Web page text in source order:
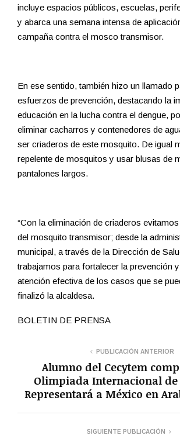
incluye espacios públicos, escuelas,
y abarca una semana intensa de
campaña contra el mosco transmisor.
En ese sentido, también hizo un llamado
esfuerzos de prevención, destacando la
educación en la lucha contra el dengue,
eliminar cacharros y contenedores de
ser criaderos de este mosquito. De igual
repelente de mosquitos y usar blusas de
pantalones largos.
“Con la eliminación de criaderos
del mosquito transmisor; desde la
municipal, a través de la Dirección de
trabajamos para fortalecer la prevención
atención efectiva de los casos que se
finalizó la alcaldesa.
BOLETIN DE PRENSA
PUBLICACIÓN ANTERIOR
Alumno del Cecytem
Olimpiada Internacional de
Representará a México en
SIGUIENTE PUBLICACIÓN